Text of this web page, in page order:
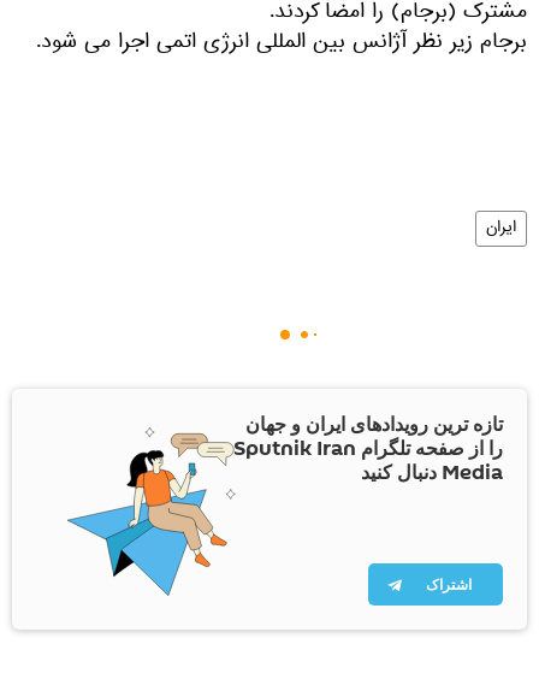
مشترک (برجام) را امضا کردند.
برجام زیر نظر آژانس بین المللی انرژی اتمی اجرا می ‌شود.
ایران
تازه ترین رویدادهای ایران و جهان
را از صفحه تلگرام Sputnik Iran
Media دنبال کنید
اشتراک